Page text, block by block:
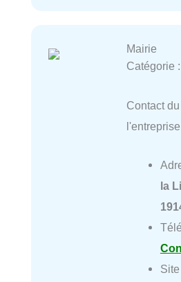
Mairie
Catégorie :
Contact
la